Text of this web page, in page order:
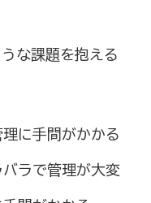
な課題を抱える
に手間がかかる
ラで管理が大変